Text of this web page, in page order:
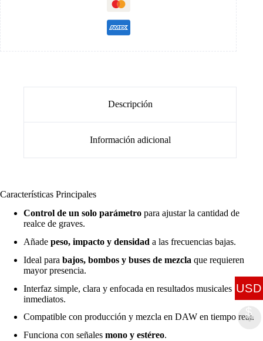
Descripción
Información adicional
Características Principales
Control de un solo parámetro para ajustar la cantidad de
realce de graves.
Añade peso, impacto y densidad a las frecuencias bajas.
Ideal para bajos, bombos y buses de mezcla que requieren
mayor presencia.
Interfaz simple, clara y enfocada en resultados musicales
inmediatos.
Compatible con producción y mezcla en DAW en tiempo real.
Funciona con señales mono y estéreo.
USD
$